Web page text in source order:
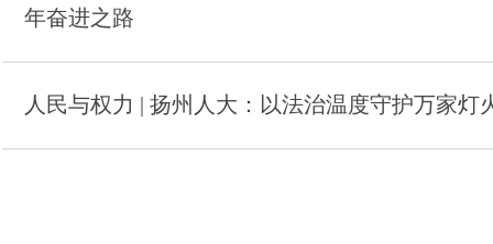
年奋进之路
人民与权力 | 扬州人大：以法治温度守护万家灯